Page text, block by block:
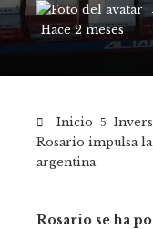
Hace 2 meses
Inicio
Rosario impulsa
argentina
Rosario se ha